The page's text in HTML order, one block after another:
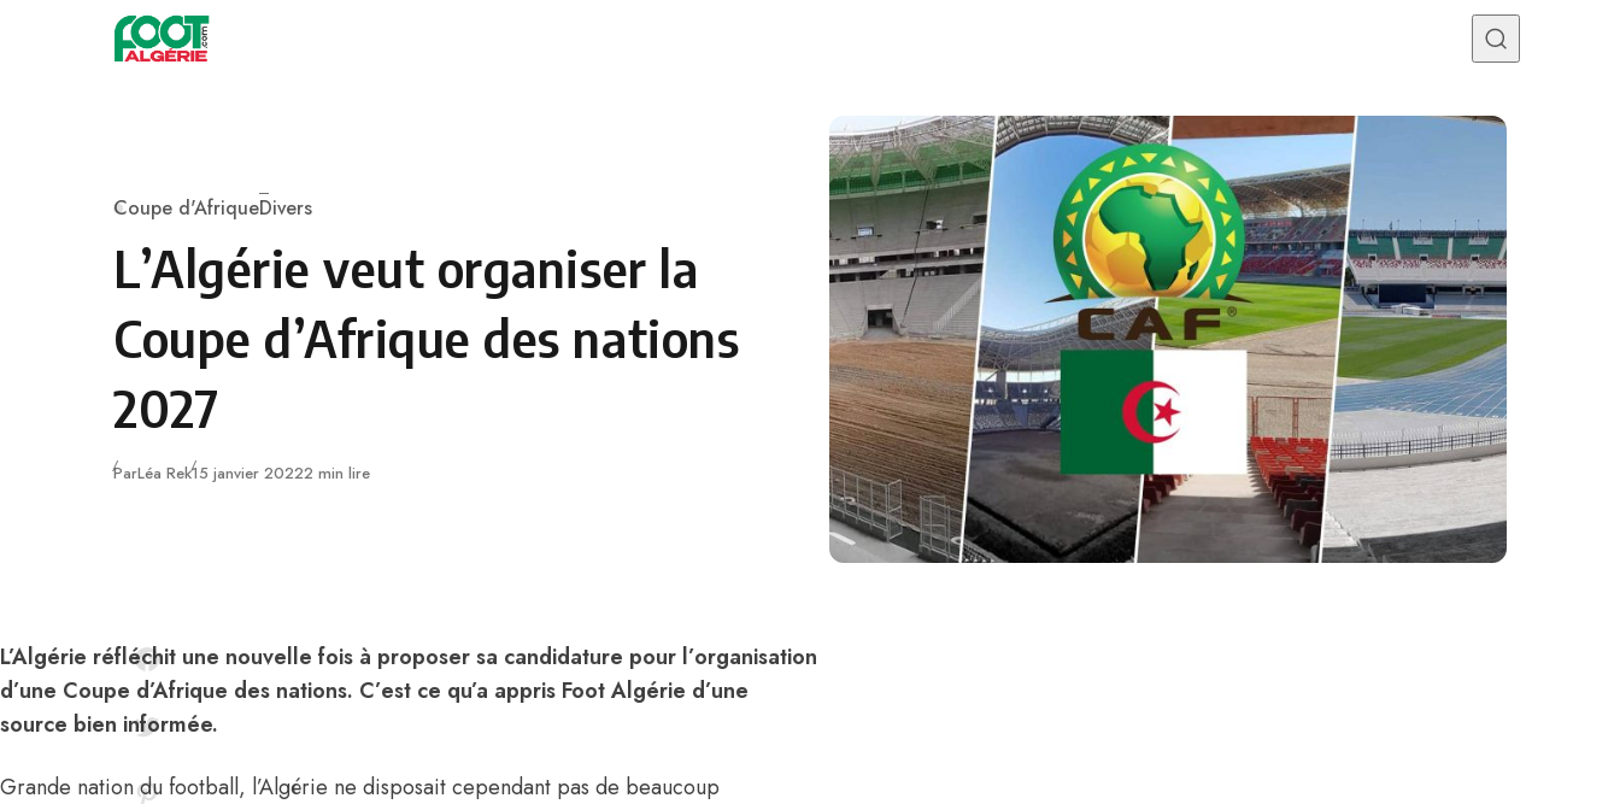
Skip to content
Category
Coupe d'AfriqueDivers
L’Algérie veut organiser la
Coupe d’Afrique des nations
2027
ParLéa RekPublié
15 janvier 20222 min lire
L’Algérie réfléchit une nouvelle fois à proposer sa candidature pour l’organisation
d’une Coupe d’Afrique des nations. C’est ce qu’a appris Foot Algérie d’une
source bien informée.
Grande nation du football, l’Algérie ne disposait cependant pas de beaucoup